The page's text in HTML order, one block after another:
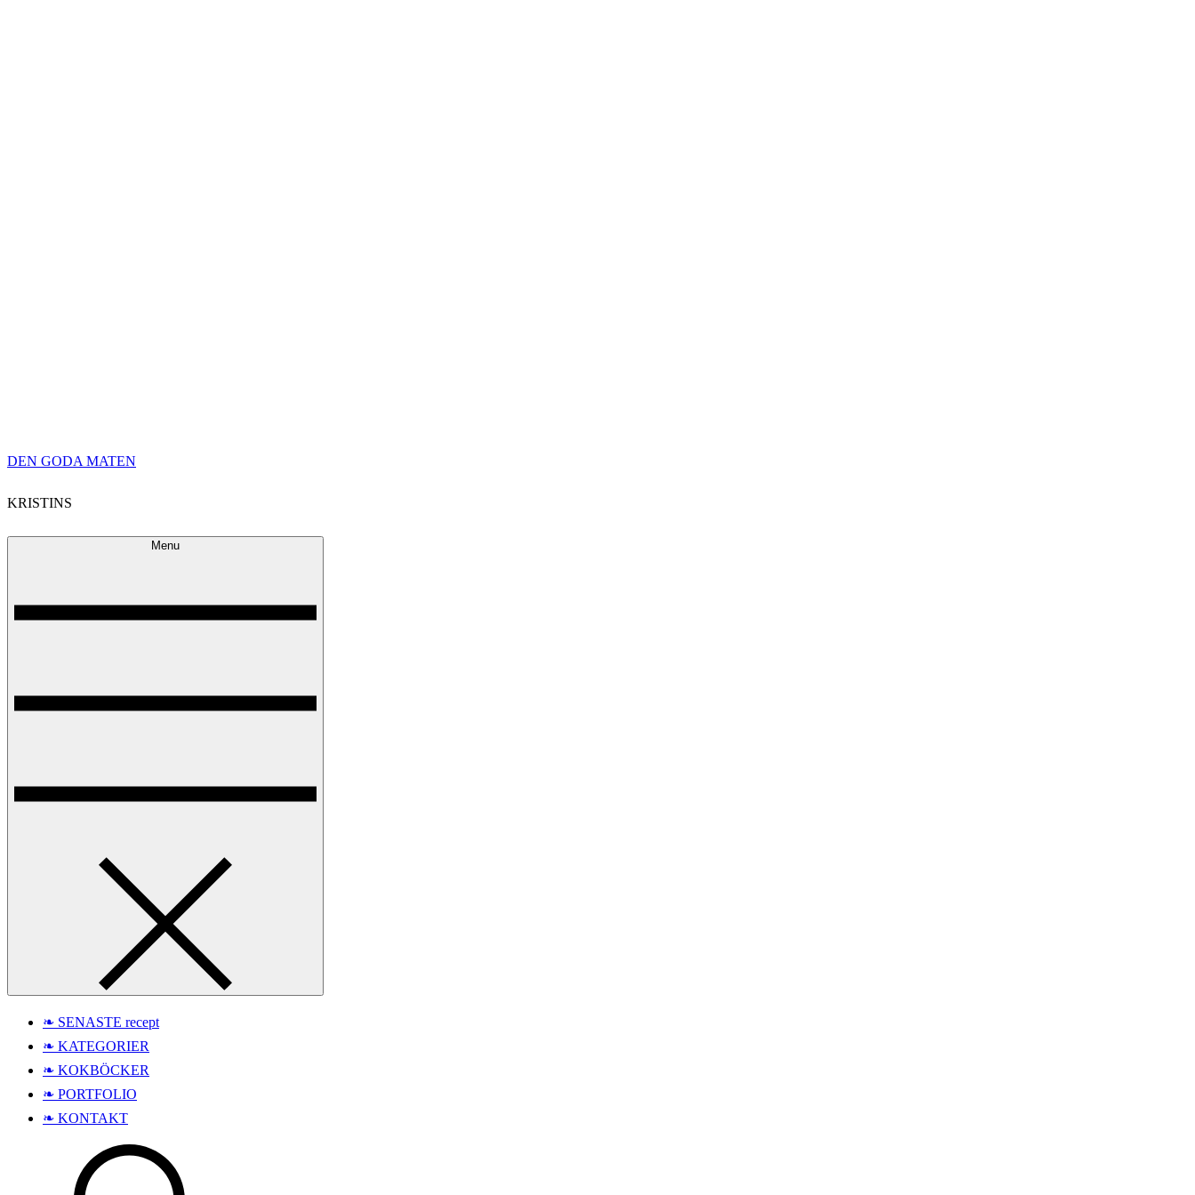
Skip
content
DEN GODA MATEN
KRISTINS
Menu
❧ SENASTE recept
❧ KATEGORIER
❧ KOKBÖCKER
❧ PORTFOLIO
❧ KONTAKT